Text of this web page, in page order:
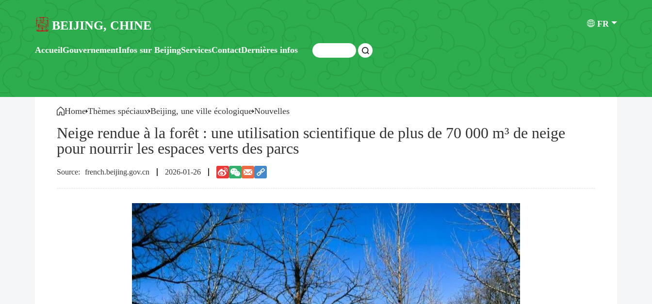
BEIJING, CHINE FR
AccueilGouvernementInfos sur BeijingServicesContactDernières infos
Home Thèmes spéciaux Beijing, une ville écologique Nouvelles
Neige rendue à la forêt : une utilisation scientifique de plus de 70 000 m³ de neige
pour nourrir les espaces verts des parcs
french.beijing.gov.cn 2026-01-26